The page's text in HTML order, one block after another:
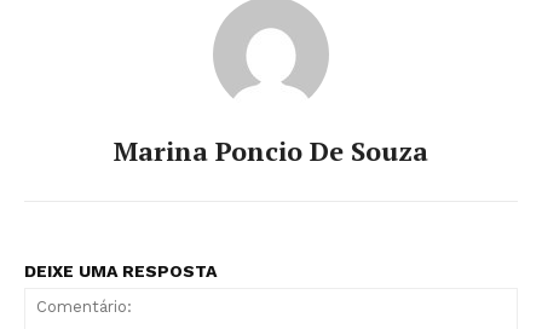
Marina Poncio De Souza
DEIXE UMA RESPOSTA